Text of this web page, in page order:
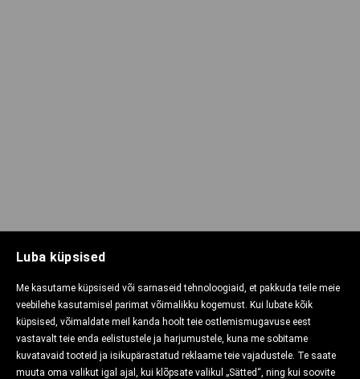
Luba küpsised
Me kasutame küpsiseid või sarnaseid tehnoloogiaid, et pakkuda teile meie
veebilehe kasutamisel parimat võimalikku kogemust. Kui lubate kõik
küpsised, võimaldate meil kanda hoolt teie ostlemismugavuse eest
vastavalt teie enda eelistustele ja harjumustele, kuna me sobitame
kuvatavaid tooteid ja isikupärastatud reklaame teie vajadustele. Te saate
muuta oma valikut igal ajal, kui klõpsate valikul „Sätted“, ning kui soovite